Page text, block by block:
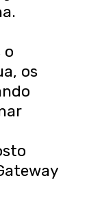
o
os